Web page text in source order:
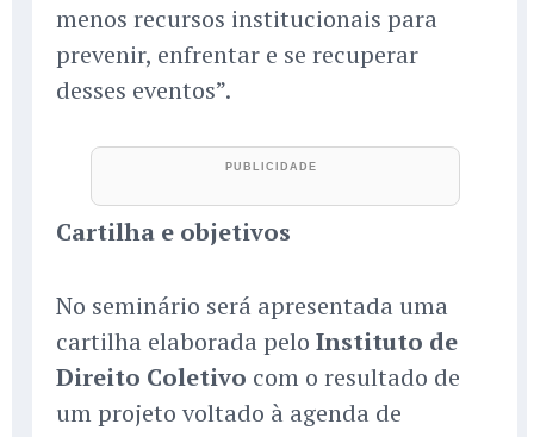
menos recursos institucionais para
prevenir, enfrentar e se recuperar
desses eventos”.
Cartilha e objetivos
No seminário será apresentada uma
cartilha elaborada pelo Instituto de
Direito Coletivo com o resultado de
um projeto voltado à agenda de